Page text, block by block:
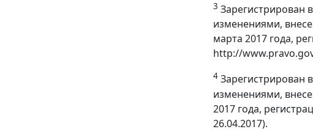
3 Зарегистрирован
изменениями,
марта 2017 года,
http://
4 Зарегистрирован
изменениями,
2017 года,
26.04.2017).